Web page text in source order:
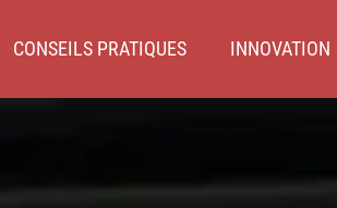
CONSEILS PRATIQUES INNOVATION